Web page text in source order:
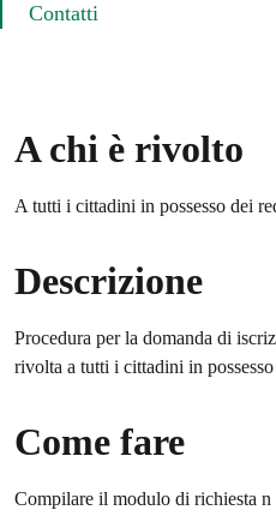
Contatti
A chi è rivolto
A tutti i cittadini in possesso dei
Descrizione
Procedura per la domanda di
rivolta a tutti i cittadini in
Come fare
Compilare il modulo di richiesta n